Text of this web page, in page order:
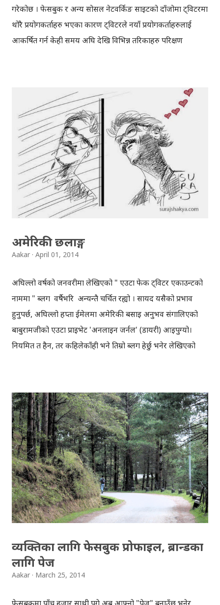
गरेकोछ । फेसबुक र अन्य सोसल नेटवर्किङ साइटको दाँजोमा ट्विटरमा
थोरै प्रयोगकर्ताहरु भएका कारण ट्विटरले नयाँ प्रयोगकर्ताहरुलाई
आकर्षित गर्न केही समय अघि देखि विभिन्न तरिकाहरु परिक्षण
सम्म 'अपलोड' गर्न र ट्याग गर्न मिल्ने फोटो, अनि आज सबैका लागि
सार्वजनिक गरिएको वेव प्रोफाइल आदिका कारण, ट्विटर अहिले
फेसबुक झैँ देखिएकोछ । अझ केही प्रयोगकर्ताहरुको लागि त 'रिट्विट'
को सट्टा 'सेयर', अनि युजरनेम विना 'रिप्लाइ' गर्ने फिचरहरु पनि
ट्विटरले परिक्षण गरिरहेकोछ । यसका साथै ट्विटरले मोवाइल एप्सको
पनि नयाँ अपडेटहरु छिटोछिटो दिइरहेकोछ तर नयाँ प्रोफाइल भने
अहिलेसम्म 'वेव'को लागि मात्रै उपलब्ध छ । साँच्चै भन्ने हो भने, ट्विटर
नयाँ प्रयोगकर्ताहरुको संङ्ख्या बढाउन लागिपरेकोछ । Old Twitter
Layout ट्विट...
अमेरिकी छलाङ्ग
Aakar April 01, 2014
अघिल्लो वर्षको जनवरीमा लेखिएको " एउटा फेक ट्विटर एकाउन्टको
नाममा " ब्लग वर्षैभरि अन्यन्तै चर्चित रह्यो । सायद यसैको प्रभाव
हुनुपर्छ, अघिल्लो हप्ता ईमेलमा अमेरिकी बसाइ अनुभव संगालिएको
बाबुरामजीको एउटा प्राइभेट 'अनलाइन जर्नल' (डायरी) आइपुग्यो।
नियमित त हैन, तर कहिलेकाँही भने तिम्रो ब्लग हेर्छु भनेर लेखिएको
खेलिरहेको हुन्छु, घरी ट्विटर घरी फेसबुक घरी के चलाई रहेकोहुन्छु।
यसैमा भान्सामा काम गरिरहेकी मेरी प्राण प्यारीको नजर म माथि पर्छ।
अनी उनी भन्छिन, "यसै फोन चलाएर बस्नु भन्दा त बरु ईन्टरनेट खोलेर
मेरो फोन र ईन्सुरेन्सको अटो पे'मा राखिदिनु नि, महिनै पिच्छे
सम्झिदाँको टेन्सन त हुन्न मलाई" ! म एकदम ज्ञानी पति बनेर ल्यापटप
खोल्छु। पासवर्ड हालेर विण्डोज खोलि सकेको हुदैन, मेरी प्राण प्यारी
भान्साबाट मर्जी हुन्छिन । "कहिले काँहि त बुढिलाई भान्सामा सहयोग
गरे नि हुने नि, कहिले फोन त कहिले ल्यापटप"। २. एक जन...
व्यक्तिका लागि फेसबुक प्रोफाइल, ब्रान्डका
लागि पेज
Aakar March 25, 2014